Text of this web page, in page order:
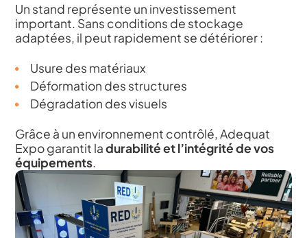
Un stand représente un investissement
important. Sans conditions de stockage
adaptées, il peut rapidement se détériorer :
Usure des matériaux
Déformation des structures
Dégradation des visuels
Grâce à un environnement contrôlé, Adequat
Expo garantit ladurabilité et l’intégrité de vos
équipements.